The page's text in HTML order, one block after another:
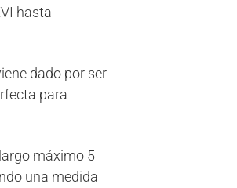
hasta
dado por ser
para
máximo 5
una medida